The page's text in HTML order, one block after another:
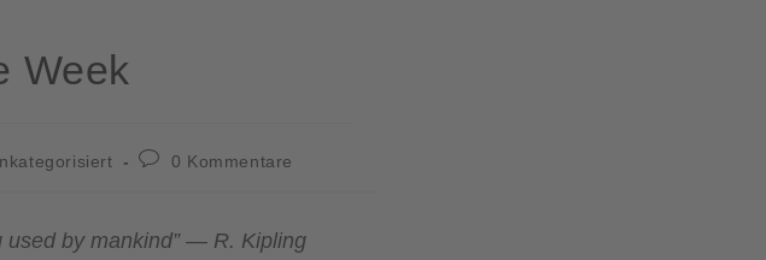
Week
0 Kommentare
used by mankind” — R. Kipling